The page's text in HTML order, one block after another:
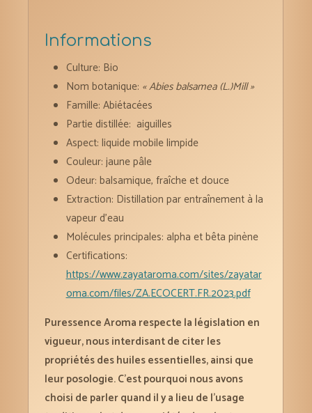
Informations
Culture: Bio
Nom botanique: « Abies balsamea (L.)Mill »
Famille: Abiétacées
Partie distillée: aiguilles
Aspect: liquide mobile limpide
Couleur: jaune pâle
Odeur: balsamique, fraîche et douce
Extraction: Distillation par entraînement à la
vapeur d’eau
Molécules principales: alpha et bêta pinène
Certifications:
https://www.zayataroma.com/sites/zayatar
oma.com/files/ZA.ECOCERT.FR.2023.pdf
Puressence Aroma respecte la législation en
vigueur, nous interdisant de citer les
propriétés des huiles essentielles, ainsi que
leur posologie. C’est pourquoi nous avons
choisi de parler quand il y a lieu de l’usage